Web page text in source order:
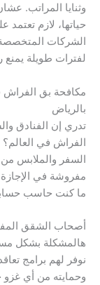
وثنايا المراتب.
حياتها، لازم تعتمد
الشركات
لفترات طويلة
مكافحة بق
بالرياض
تدري إن الفنادق
الفراش في
السفر والملابس
مفروشة في
ما كنت حاسب
أصحاب الشقق
هالمشكلة بشكل
نوفر لهم برامج
وحمايته من أي